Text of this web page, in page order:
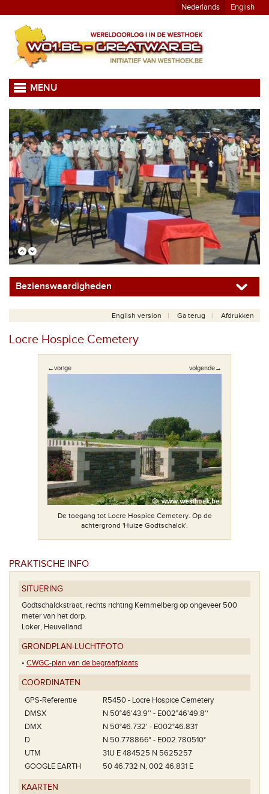
Nederlands English
MENU
Bezienswaardigheden
English version Ga terug Afdrukken
Locre Hospice Cemetery
←vorige volgende→
De toegang tot Locre Hospice Cemetery. Op de
achtergrond 'Huize Godtschalck'.
PRAKTISCHE INFO
SITUERING
Godtschalckstraat, rechts richting Kemmelberg op ongeveer 500
meter van het dorp.
Loker, Heuvelland
GRONDPLAN-LUCHTFOTO
• CWGC-plan van de begraafplaats
COÖRDINATEN
GPS-Referentie
R5450 - Locre Hospice Cemetery
DMSX
N 50°46'43.9'' - E002°46'49.8''
DMX
N 50°46.732' - E002°46.831'
D
N 50.778866° - E002.780510°
UTM
31U E 484525 N 5625257
GOOGLE EARTH
50 46.732 N, 002 46.831 E
KAARTEN